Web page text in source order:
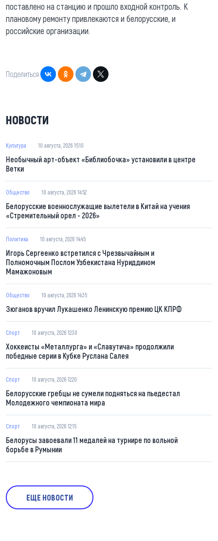
поставлено на станцию и прошло входной контроль. К
плановому ремонту привлекаются и белорусские, и
российские организации.
Поделиться:
НОВОСТИ
Культура 10 августа, 2026 15:10
Необычный арт-объект «Библиобочка» установили в центре
Ветки
Общество 10 августа, 2026 14:52
Белорусские военнослужащие вылетели в Китай на учения
«Стремительный орел - 2026»
Политика 10 августа, 2026 14:45
Игорь Сергеенко встретился с Чрезвычайным и
Полномочным Послом Узбекистана Нуриддином
Мамажоновым
Общество 10 августа, 2026 14:35
Зюганов вручил Лукашенко Ленинскую премию ЦК КПРФ
Спорт 10 августа, 2026 12:30
Хоккеисты «Металлурга» и «Славутича» продолжили
победные серии в Кубке Руслана Салея
Спорт 10 августа, 2026 12:20
Белорусские гребцы не сумели подняться на пьедестал
Молодежного чемпионата мира
Спорт 10 августа, 2026 12:15
Белорусы завоевали 11 медалей на турнире по вольной
борьбе в Румынии
ЕЩЕ НОВОСТИ